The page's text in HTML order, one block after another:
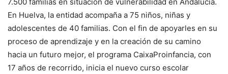
En Huelva, la entidad acompaña a 75 niños, niñas y
adolescentes de 40 familias. Con el fin de apoyarles en su
proceso de aprendizaje y en la creación de su camino
hacia un futuro mejor, el programa CaixaProinfancia, con
17 años de recorrido, inicia el nuevo curso escolar